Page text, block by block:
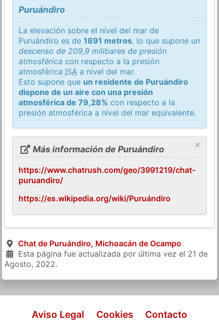
Puruándiro
La elevación sobre el nivel del mar de
Puruándiro es de1891 metros, lo quesupone un
descenso de 209,9 milibares de presión
atmosférica con respecto a la presión
atmosférica ISA a nivel del mar.
Esto supone que un residente de Puruándiro
dispone de un aire con una presión
atmosférica de 79,28% con respecto a la
presión atmosférica a nivel del mar equivalente.
×
Más información de Puruándiro
https://www.chatrush.com/geo/3991219/chat-
puruandiro/
https://es.wikipedia.org/wiki/Puruándiro
Chat de Puruándiro, Michoacán de Ocampo
Esta página fue actualizada por última vez el 21 de
Agosto, 2022.
Aviso Legal Cookies Contacto